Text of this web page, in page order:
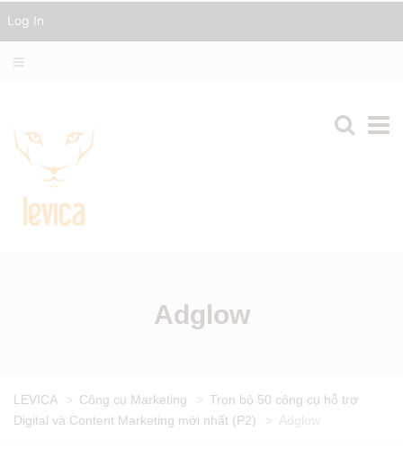
Adglow
LEVICA > Công cụ Marketing > Trọn bộ 50 công cụ hỗ trợ
Digital và Content Marketing mới nhất (P2)
> Adglow
Log In